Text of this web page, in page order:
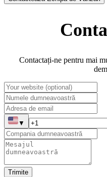
Contactați-ne pentru mai
▼
Trimite